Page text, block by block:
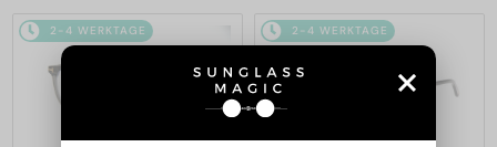
2-4 WERKTAGE 2-4 WERKTAGE